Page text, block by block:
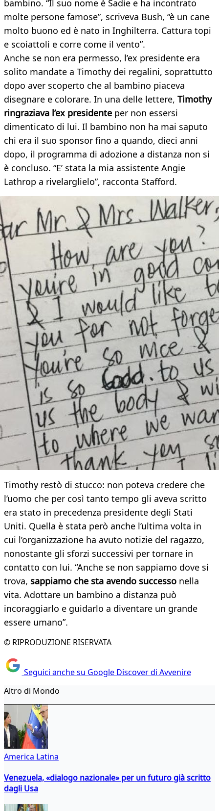
bambino. “Il suo nome è Sadie e ha incontrato
molte persone famose”, scriveva Bush, “è un cane
molto buono ed è nato in Inghilterra. Cattura topi
e scoiattoli e corre come il vento”.
Anche se non era permesso, l’ex presidente era
solito mandate a Timothy dei regalini, soprattutto
dopo aver scoperto che al bambino piaceva
disegnare e colorare. In una delle lettere, Timothy
ringraziava l’ex presidente per non essersi
dimenticato di lui. Il bambino non ha mai saputo
chi era il suo sponsor fino a quando, dieci anni
dopo, il programma di adozione a distanza non si
è concluso. “E’ stata la mia assistente Angie
Lathrop a rivelarglielo”, racconta Stafford.
Timothy restò di stucco: non poteva credere che
l’uomo che per così tanto tempo gli aveva scritto
era stato in precedenza presidente degli Stati
Uniti. Quella è stata però anche l’ultima volta in
cui l’organizzazione ha avuto notizie del ragazzo,
nonostante gli sforzi successivi per tornare in
contatto con lui. “Anche se non sappiamo dove si
trova, sappiamo che sta avendo successo nella
vita. Adottare un bambino a distanza può
incoraggiarlo e guidarlo a diventare un grande
essere umano”.
© RIPRODUZIONE RISERVATA
Seguici anche su Google Discover di Avvenire
Altro di Mondo
America Latina
Venezuela, «dialogo nazionale» per un futuro già scritto
dagli Usa